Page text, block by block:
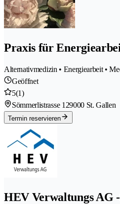
Praxis für
Alternativmedizin • Energiearbeit •
Geöffnet
5(1)
Sömmerlistrasse 129000 St. Gallen
Termin reservieren
HEV Verwaltungs AG